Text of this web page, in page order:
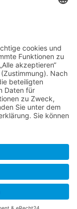
Boje zum
Dietrich